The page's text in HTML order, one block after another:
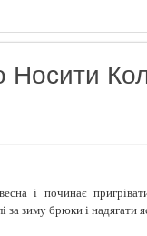
домашнього
подарунок на 23 лютого:
пляцок з шоколадом
Носити
і починає
за зиму брюки і надягати